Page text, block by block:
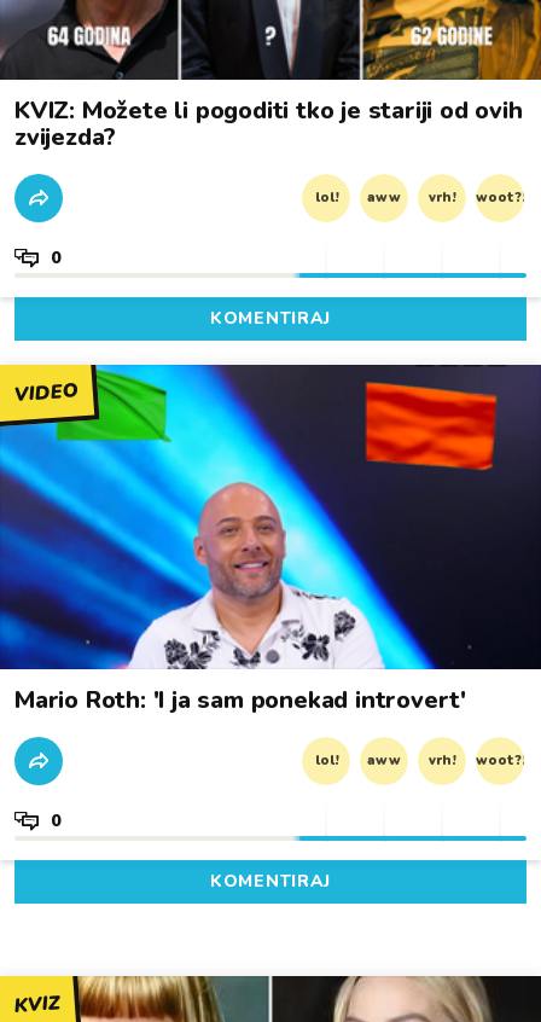
KVIZ: Možete li pogoditi tko je stariji od ovih
zvijezda?
lol! aww vrh! woot?!
0
KOMENTIRAJ
VIDEO
Mario Roth: 'I ja sam ponekad introvert'
lol! aww vrh! woot?!
0
KOMENTIRAJ
KVIZ